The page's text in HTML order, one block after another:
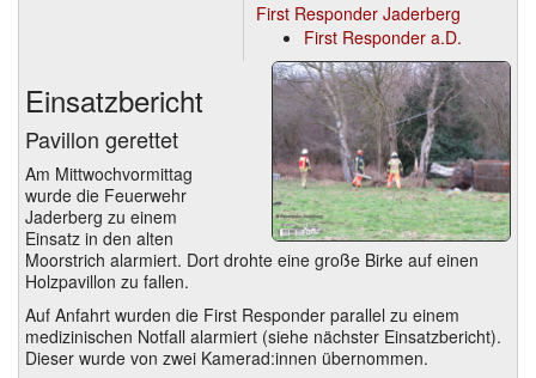
First Responder Jaderberg
First Responder a.D.
Einsatzbericht
Pavillon gerettet
Am Mittwochvormittag
wurde die Feuerwehr
Jaderberg zu einem
Einsatz in den alten
Moorstrich alarmiert. Dort drohte eine große Birke auf einen
Holzpavillon zu fallen.
Auf Anfahrt wurden die First Responder parallel zu einem
medizinischen Notfall alarmiert (siehe nächster Einsatzbericht).
Dieser wurde von zwei Kamerad:innen übernommen.